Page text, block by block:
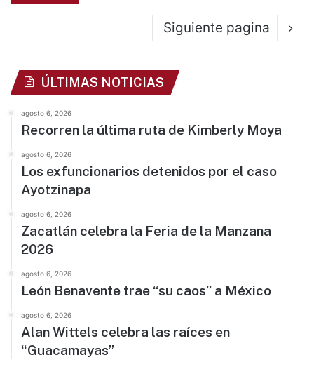
Siguiente pagina
ÚLTIMAS NOTICIAS
agosto 6, 2026
Recorren la última ruta de Kimberly Moya
agosto 6, 2026
Los exfuncionarios detenidos por el caso
Ayotzinapa
agosto 6, 2026
Zacatlán celebra la Feria de la Manzana
2026
agosto 6, 2026
León Benavente trae “su caos” a México
agosto 6, 2026
Alan Wittels celebra las raíces en
“Guacamayas”